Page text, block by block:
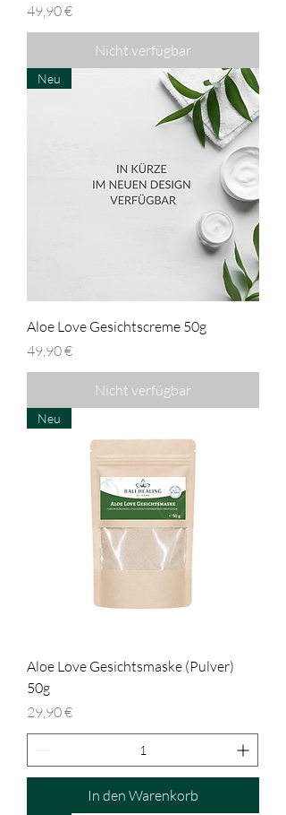
Preis
49,90 €
Nicht verfügbar
Neu
Aloe Love Gesichtscreme 50g
Preis
49,90 €
Nicht verfügbar
Neu
Aloe Love Gesichtsmaske (Pulver)
50g
Preis
29,90 €
In den Warenkorb